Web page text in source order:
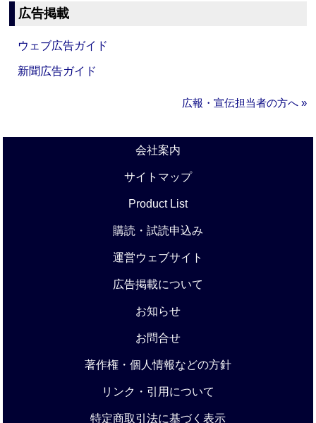
広告掲載
ウェブ広告ガイド
新聞広告ガイド
広報・宣伝担当者の方へ »
会社案内
サイトマップ
Product List
購読・試読申込み
運営ウェブサイト
広告掲載について
お知らせ
お問合せ
著作権・個人情報などの方針
リンク・引用について
特定商取引法に基づく表示